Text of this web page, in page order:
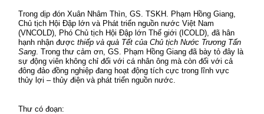
Trong dịp đón Xuân Nhâm Thìn, GS. TSKH. Phạm Hồng Giang,
Chủ tịch Hội Đập lớn và Phát triển nguồn nước Việt Nam
(VNCOLD), Phó Chủ tịch Hội Đập lớn Thế giới (ICOLD), đã hân
hạnh nhận được thiếp và quà Tết của Chủ tịch Nước Trương Tấn
Sang. Trong thư cảm ơn, GS. Phạm Hồng Giang đã bày tỏ đây là
sự động viên không chỉ đối với cá nhân ông mà còn đối với cả
đông đảo đồng nghiệp đang hoạt động tích cực trong lĩnh vực
thủy lợi – thủy điện và phát triển nguồn nước.
Thư có đoạn: